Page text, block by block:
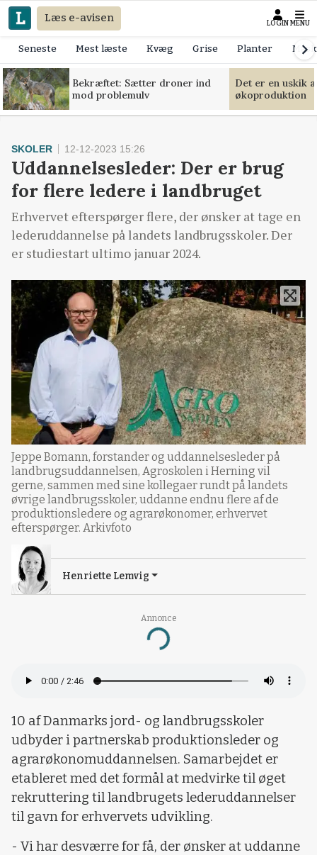
Læs e-avisen LOGIN MENU
Seneste Mest læste Kvæg Grise Planter
Bekræftet: Sætter droner ind
mod problemulv
Det er en uskik
økoproduktion
Annonce
Loading...
SKOLER 12-12-2023 15:26
Uddannelsesleder: Der er brug
for flere ledere i landbruget
Erhvervet efterspørger flere, der ønsker at tage en
lederuddannelse på landets landbrugsskoler. Der
er studiestart ultimo januar 2024.
Jeppe Bomann, forstander og uddannelsesleder på
landbrugsuddannelsen, Agroskolen i Herning vil
gerne, sammen med sine kollegaer rundt på landets
øvrige landbrugsskoler, uddanne endnu flere af de
produktionsledere og agrarøkonomer, erhvervet
efterspørger. Arkivfoto
Henriette Lemvig
10 af Danmarks jord- og landbrugsskoler
udbyder i partnerskab produktionsleder og
agrarøkonomuddannelsen. Samarbejdet er
etableret med det formål at medvirke til øget
rekruttering til landbrugets lederuddannelser
til gavn for erhvervets udvikling.
- Vi har desværre for få, der ønsker at uddanne